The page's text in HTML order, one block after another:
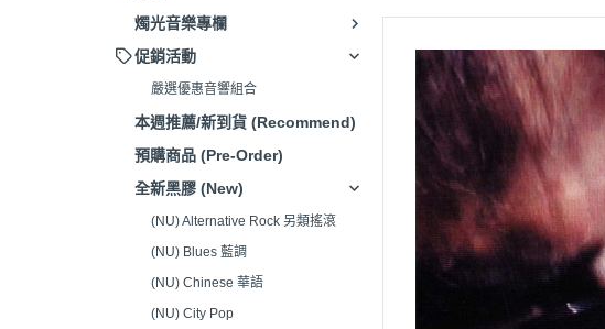
主動式喇叭/藍芽喇叭 (Active
嚴選音響組合 (Hi-Fi system)
唱頭放大器 (Phono Amp)
CD播放器(CD Player)
耳機 (Headphone)
發燒線材 (High-Fidelity Cable)
電源處理器/插座(Power Supply)
燭光音樂專欄
促銷活動
嚴選優惠音響組合
本週推薦/新到貨 (Recommend)
預購商品 (Pre-Order)
全新黑膠 (New)
(NU) Alternative Rock 另類搖滾
(NU) Blues 藍調
(NU) Chinese 華語
(NU) City Pop